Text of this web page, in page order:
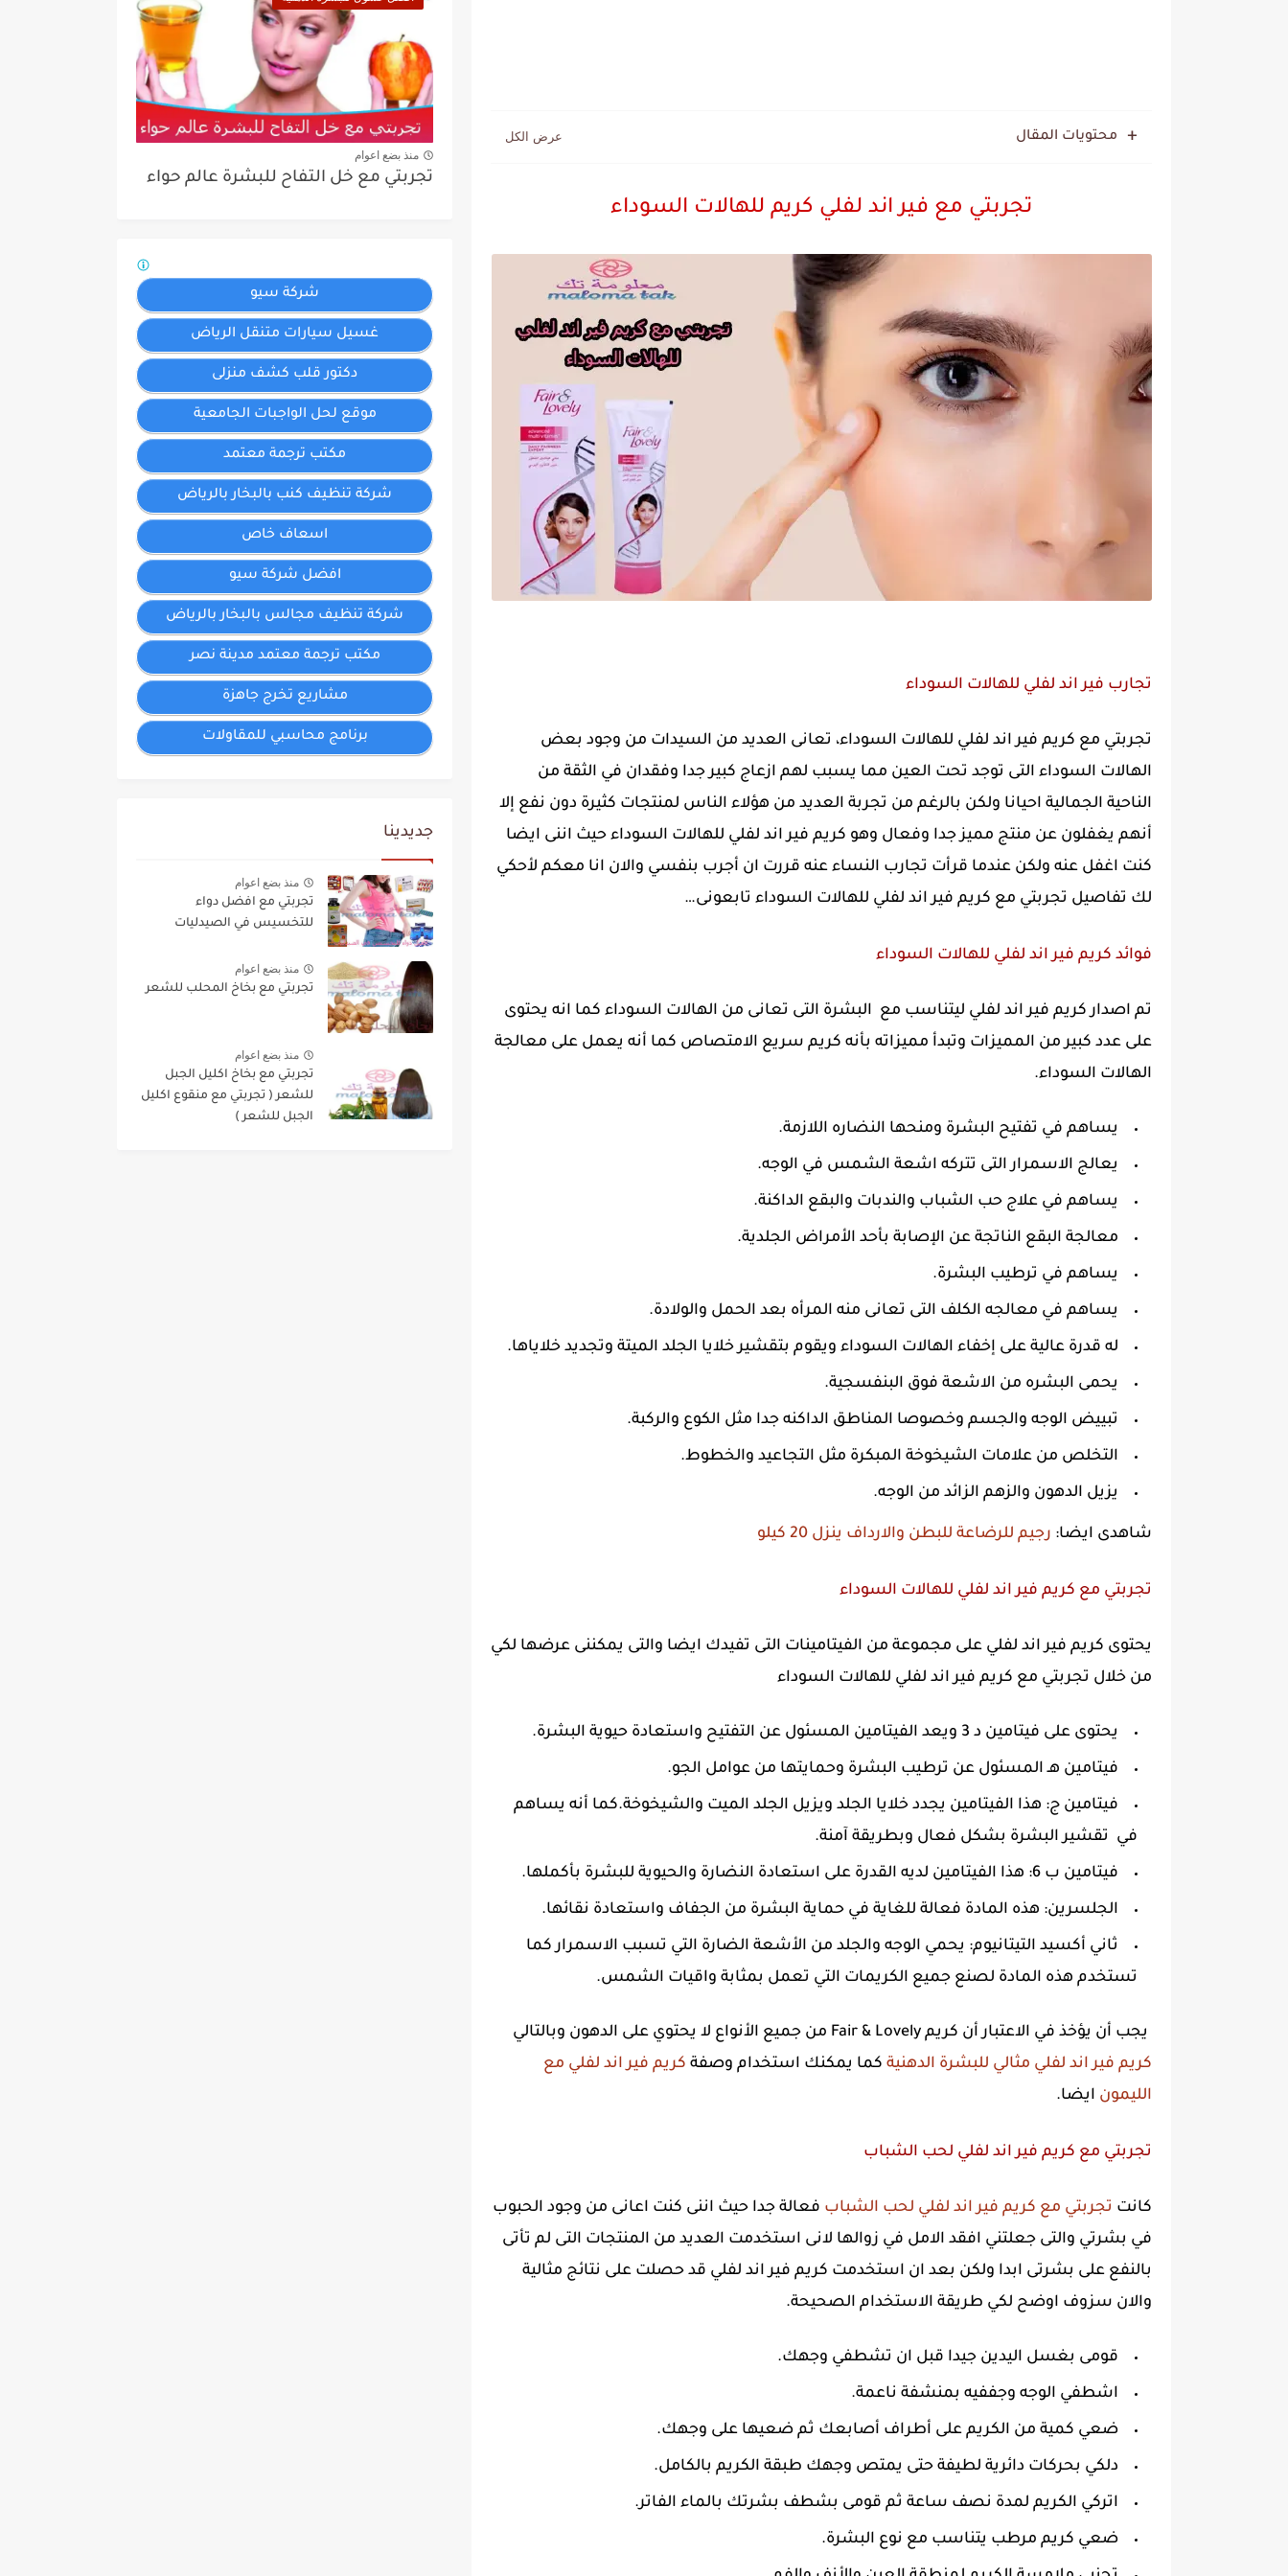
محتويات المقال
تجربتي مع فير اند لفلي كريم للهالات السوداء
تجارب فير اند لفلي للهالات السوداء
تجربتي مع كريم فير اند لفلي للهالات السوداء، تعانى العديد من السيدات من وجود بعض
الهالات السوداء التى توجد تحت العين مما يسبب لهم ازعاج كبير جدا وفقدان في الثقة من
الناحية الجمالية احيانا ولكن بالرغم من تجربة العديد من هؤلاء الناس لمنتجات كثيرة دون نفع إلا
أنهم يغفلون عن منتج مميز جدا وفعال وهو كريم فير اند لفلي للهالات السوداء حيث اننى ايضا
كنت اغفل عنه ولكن عندما قرأت تجارب النساء عنه قررت ان أجرب بنفسي والان انا معكم لأحكي
لك تفاصيل تجربتي مع كريم فير اند لفلي للهالات السوداء تابعونى…
فوائد كريم فير اند لفلي للهالات السوداء
تم اصدار كريم فير اند لفلي ليتناسب مع البشرة التى تعانى من الهالات السوداء كما انه يحتوى
على عدد كبير من المميزات وتبدأ مميزاته بأنه كريم سريع الامتصاص كما أنه يعمل على معالجة
الهالات السوداء.
يساهم في تفتيح البشرة ومنحها النضاره اللازمة.
يعالج الاسمرار التى تتركه اشعة الشمس في الوجه.
يساهم في علاج حب الشباب والندبات والبقع الداكنة.
معالجة البقع الناتجة عن الإصابة بأحد الأمراض الجلدية.
يساهم في ترطيب البشرة.
يساهم في معالجه الكلف التى تعانى منه المرأه بعد الحمل والولادة.
له قدرة عالية على إخفاء الهالات السوداء ويقوم بتقشير خلايا الجلد الميتة وتجديد خلاياها.
يحمى البشره من الاشعة فوق البنفسجية.
تبييض الوجه والجسم وخصوصا المناطق الداكنه جدا مثل الكوع والركبة.
التخلص من علامات الشيخوخة المبكرة مثل التجاعيد والخطوط.
يزيل الدهون والزهم الزائد من الوجه.
شاهدى ايضا: رجيم للرضاعة للبطن والارداف ينزل 20 كيلو
تجربتي مع كريم فير اند لفلي للهالات السوداء
يحتوى كريم فير اند لفلي على مجموعة من الفيتامينات التى تفيدك ايضا والتى يمكننى عرضها لكي
من خلال تجربتي مع كريم فير اند لفلي للهالات السوداء
يحتوى على فيتامين د 3 ويعد الفيتامين المسئول عن التفتيح واستعادة حيوية البشرة.
فيتامين هـ المسئول عن ترطيب البشرة وحمايتها من عوامل الجو.
فيتامين ج: هذا الفيتامين يجدد خلايا الجلد ويزيل الجلد الميت والشيخوخة.كما أنه يساهم
في تقشير البشرة بشكل فعال وبطريقة آمنة.
فيتامين ب 6: هذا الفيتامين لديه القدرة على استعادة النضارة والحيوية للبشرة بأكملها.
الجلسرين: هذه المادة فعالة للغاية في حماية البشرة من الجفاف واستعادة نقائها.
ثاني أكسيد التيتانيوم: يحمي الوجه والجلد من الأشعة الضارة التي تسبب الاسمرار كما
تستخدم هذه المادة لصنع جميع الكريمات التي تعمل بمثابة واقيات الشمس.
يجب أن يؤخذ في الاعتبار أن كريم Fair & Lovely من جميع الأنواع لا يحتوي على الدهون وبالتالي
كريم فير اند لفلي مثالي للبشرة الدهنية كما يمكنك استخدام وصفة كريم فير اند لفلي مع
الليمون ايضا.
تجربتي مع كريم فير اند لفلي لحب الشباب
كانت تجربتي مع كريم فير اند لفلي لحب الشباب فعالة جدا حيث اننى كنت اعانى من وجود الحبوب
في بشرتي والتى جعلتني افقد الامل في زوالها لانى استخدمت العديد من المنتجات التى لم تأتى
بالنفع على بشرتى ابدا ولكن بعد ان استخدمت كريم فير اند لفلي قد حصلت على نتائج مثالية
والان سزوف اوضح لكي طريقة الاستخدام الصحيحة.
قومى بغسل اليدين جيدا قبل ان تشطفي وجهك.
اشطفي الوجه وجففيه بمنشفة ناعمة.
ضعي كمية من الكريم على أطراف أصابعك ثم ضعيها على وجهك.
دلكي بحركات دائرية لطيفة حتى يمتص وجهك طبقة الكريم بالكامل.
اتركي الكريم لمدة نصف ساعة ثم قومى بشطف بشرتك بالماء الفاتر.
ضعي كريم مرطب يتناسب مع نوع البشرة.
منذ بضع اعوام
تجربتي مع خل التفاح للبشرة عالم حواء
شركة سيو
غسيل سيارات متنقل الرياض
دكتور قلب كشف منزلى
موقع لحل الواجبات الجامعية
مكتب ترجمة معتمد
شركة تنظيف كنب بالبخار بالرياض
اسعاف خاص
افضل شركة سيو
شركة تنظيف مجالس بالبخار بالرياض
مكتب ترجمة معتمد مدينة نصر
مشاريع تخرج جاهزة
برنامج محاسبي للمقاولات
جديدينا
منذ بضع اعوام
تجربتي مع افضل دواء
للتخسيس في الصيدليات
منذ بضع اعوام
تجربتي مع بخاخ المحلب للشعر
منذ بضع اعوام
تجربتي مع بخاخ اكليل الجبل
للشعر ( تجربتي مع منقوع اكليل
الجبل للشعر )